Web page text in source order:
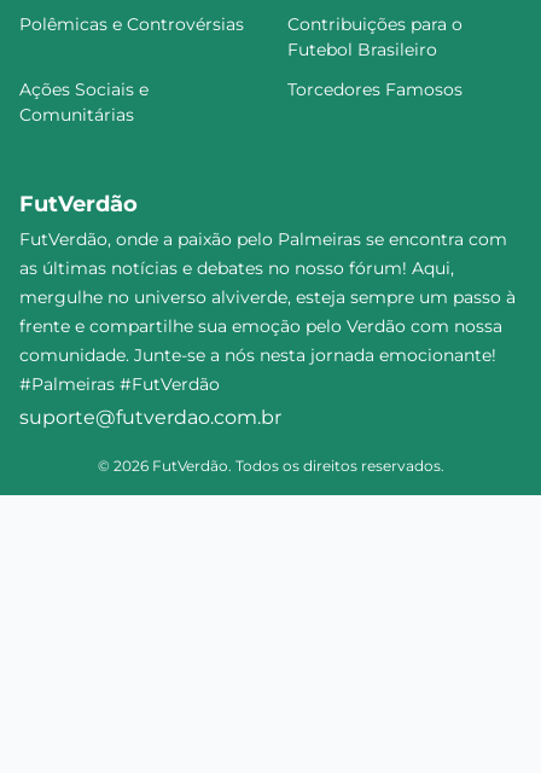
Polêmicas e Controvérsias
Contribuições para o
Futebol Brasileiro
Ações Sociais e
Comunitárias
Torcedores Famosos
FutVerdão
FutVerdão, onde a paixão pelo Palmeiras se encontra com
as últimas notícias e debates no nosso fórum! Aqui,
mergulhe no universo alviverde, esteja sempre um passo à
frente e compartilhe sua emoção pelo Verdão com nossa
comunidade. Junte-se a nós nesta jornada emocionante!
#Palmeiras #FutVerdão
suporte@futverdao.com.br
© 2026 FutVerdão. Todos os direitos reservados.